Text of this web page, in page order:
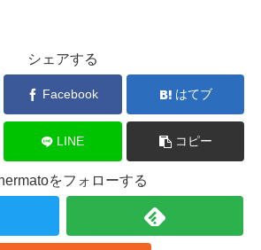
シェアする
Facebook はてブ
LINE コピー
をフォローする